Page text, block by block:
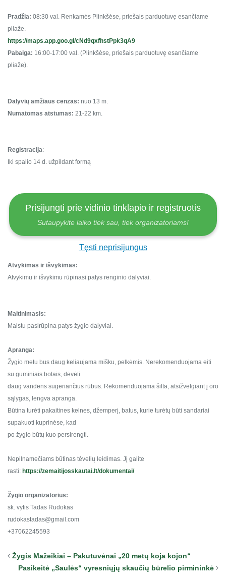
Pradžia: 08:30 val. Renkamės Plinkšėse, priešais parduotuvę esančiame
pliaže.
https://maps.app.goo.gl/cNd9qxfhstPpk3qA9
Pabaiga: 16:00-17:00 val. (Plinkšėse, priešais parduotuvę esančiame
pliaže).
Dalyvių amžiaus cenzas: nuo 13 m.
Numatomas atstumas: 21-22 km.
Registracija:
Iki spalio 14 d. užpildant formą
Prisijungti prie vidinio tinklapio ir registruotis
Sutaupykite laiko tiek sau, tiek organizatoriams!
Tęsti neprisijungus
Atvykimas ir išvykimas:
Atvykimu ir išvykimu rūpinasi patys renginio dalyviai.
Maitinimasis:
Maistu pasirūpina patys žygio dalyviai.
Apranga:
Žygio metu bus daug keliaujama mišku, pelkėmis. Nerekomenduojama eiti
su guminiais botais, dėvėti
daug vandens sugeriančius rūbus. Rekomenduojama šilta, atsižvelgiant į oro
sąlygas, lengva apranga.
Būtina turėti pakaitines kelnes, džemperį, batus, kurie turėtų būti sandariai
supakuoti kuprinėse, kad
po žygio būtų kuo persirengti.
Nepilnamečiams būtinas tėvelių leidimas. Jį galite
rasti: https://zemaitijosskautai.lt/dokumentai/
Žygio organizatorius:
sk. vytis Tadas Rudokas
rudokastadas@gmail.com
+37062245593
Žygis Mažeikiai – Pakutuvėnai „20 metų koja kojon“
Pasikeitė „Saulės“ vyresniųjų skaučių būrelio pirmininkė